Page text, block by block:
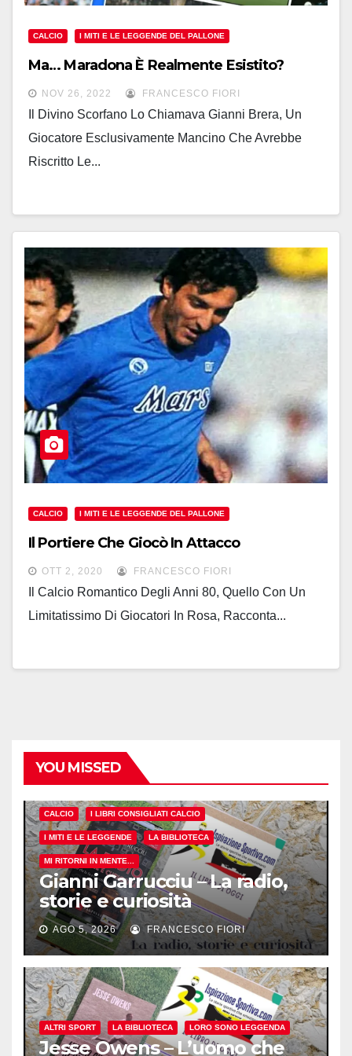
CALCIO I MITI E LE LEGGENDE DEL PALLONE
Ma… Maradona È Realmente Esistito?
NOV 26, 2022 FRANCESCO FIORI
Il Divino Scorfano Lo Chiamava Gianni Brera, Un
Giocatore Esclusivamente Mancino Che Avrebbe
Riscritto Le...
CALCIO I MITI E LE LEGGENDE DEL PALLONE
Il Portiere Che Giocò In Attacco
OTT 2, 2020 FRANCESCO FIORI
Il Calcio Romantico Degli Anni 80, Quello Con Un
Limitatissimo Di Giocatori In Rosa, Racconta...
YOU MISSED
CALCIO I LIBRI CONSIGLIATI CALCIO
I MITI E LE LEGGENDE LA BIBLIOTECA
MI RITORNI IN MENTE...
Gianni Garrucciu – La radio,
storie e curiosità
AGO 5, 2026 FRANCESCO FIORI
ALTRI SPORT LA BIBLIOTECA LORO SONO LEGGENDA
Jesse Owens – L’uomo che